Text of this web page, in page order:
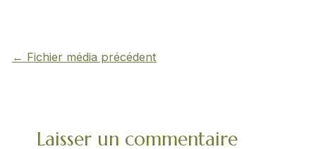
← Fichier média précédent
Laisser un commentaire